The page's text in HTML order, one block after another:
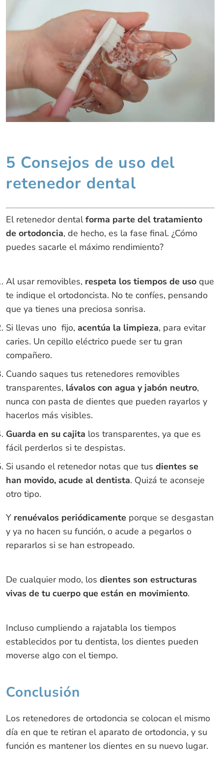
5 Consejos de uso del
retenedor dental
El retenedor dentalforma parte del tratamiento
de ortodoncia, de hecho, es la fase final. ¿Cómo
puedes sacarle el máximo rendimiento?
Al usar removibles, respeta los tiempos de usoque
te indique el ortodoncista. No te confíes, pensando
que ya tienes una preciosa sonrisa.
Si llevas uno fijo, acentúa la limpieza, para evitar
caries. Un cepillo eléctrico puede ser tu gran
compañero.
Cuando saques tus retenedores removibles
transparentes, lávalos con agua y jabón neutro,
nunca con pasta de dientes que pueden rayarlos y
hacerlos más visibles.
Guarda en su cajita los transparentes, ya que es
fácil perderlos si te despistas.
Si usando el retenedor notas que tus dientes se
han movido, acude al dentista. Quizá te aconseje
otro tipo.
Y renuévalos periódicamenteporque se desgastan
y ya no hacen su función, o acude a pegarlos o
repararlos si se han estropeado.
De cualquier modo, los dientes son estructuras
vivas de tu cuerpo que están en movimiento.
Incluso cumpliendo a rajatabla los tiempos
establecidos por tu dentista, los dientes pueden
moverse algo con el tiempo.
Conclusión
Los retenedores de ortodoncia se colocan el mismo
día en que te retiran el aparato de ortodoncia, y su
función es mantener los dientes en su nuevo lugar.